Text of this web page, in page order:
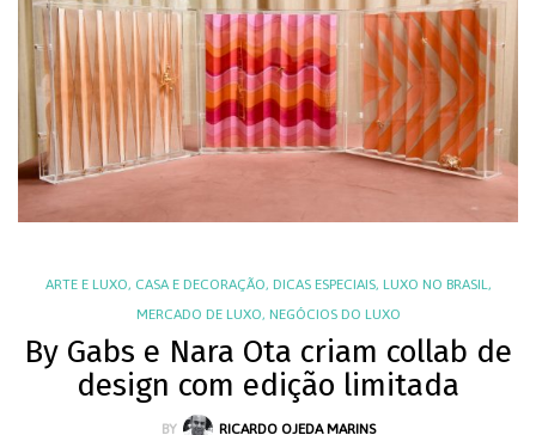
ARTE E LUXO, CASA E DECORAÇÃO, DICAS ESPECIAIS, LUXO NO BRASIL ,
MERCADO DE LUXO, NEGÓCIOS DO LUXO
By Gabs e Nara Ota criam collab de
design com edição limitada
BY RICARDO OJEDA MARINS